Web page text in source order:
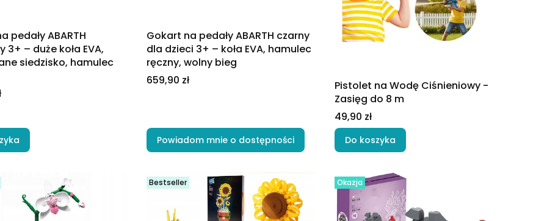
pedały ABARTH
3+ – duże koła EVA,
siedzisko, hamulec
Gokart na pedały ABARTH czarny
dla dzieci 3+ – koła EVA, hamulec
ręczny, wolny bieg
Cena
659,90 zł
Powiadom mnie o dostępności
Pistolet na Wodę Ciśnieniowy -
Zasięg do 8 m
Cena
49,90 zł
Do koszyka
Bestseller Okazja